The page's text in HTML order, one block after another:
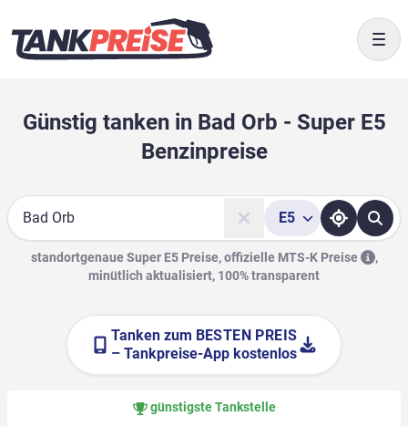
Günstig tanken in Bad Orb - Super E5
Benzinpreise
Suche
E5
standortgenaue Super E5 Preise, offizielle MTS-K Preise
,
minütlich aktualisiert, 100% transparent
Tanken zum BESTEN PREIS
– Tankpreise-App kostenlos
günstigste Tankstelle